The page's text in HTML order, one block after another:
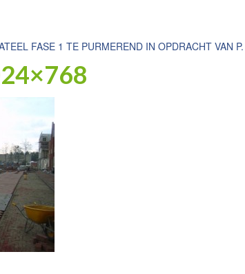
FASE 1 TE PURMEREND IN OPDRACHT VAN